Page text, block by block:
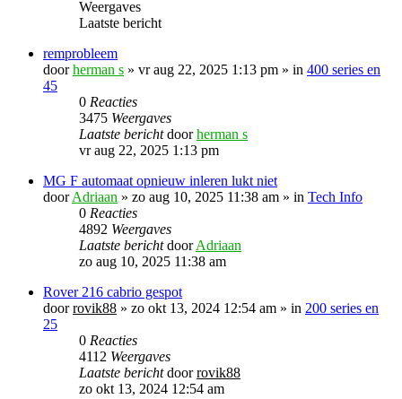
Weergaves
Laatste bericht
remprobleem
doorherman s » vr aug 22, 2025 1:13 pm » in 400 series en
45
0 Reacties
3475 Weergaves
Laatste berichtdoorherman s
vr aug 22, 2025 1:13 pm
MG F automaat opnieuw inleren lukt niet
doorAdriaan » zo aug 10, 2025 11:38 am » in Tech Info
0 Reacties
4892 Weergaves
Laatste berichtdoorAdriaan
zo aug 10, 2025 11:38 am
Rover 216 cabrio gespot
doorrovik88 » zo okt 13, 2024 12:54 am » in 200 series en
25
0 Reacties
4112 Weergaves
Laatste berichtdoorrovik88
zo okt 13, 2024 12:54 am